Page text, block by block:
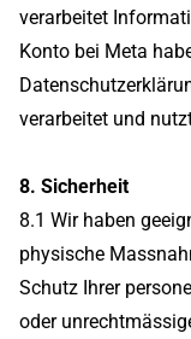
verarbeitet
Konto bei Meta
verarbeitet und
8. Sicherheit
8.1 Wir haben
physische
Schutz Ihrer
oder